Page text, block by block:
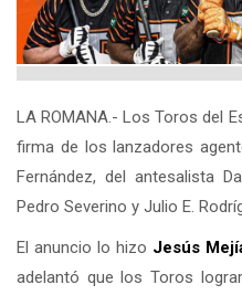
LA ROMANA.- Los Toros del
firma de los lanzadores
Fernández, del antesalista
Pedro Severino y Julio E.
El anuncio lo hizo Jesús
adelantó que los Toros